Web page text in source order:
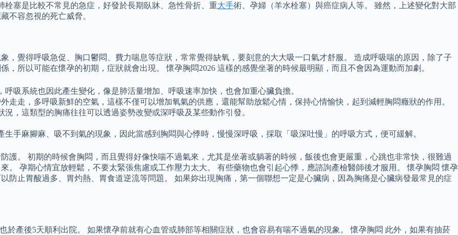
栓塞是比較不常見的急症，好發於長期臥牀、急性骨折、重大手術、孕婦（羊水栓塞）與癌症病人等。 雖然，上述變化對大部
不容忽視的死亡威脅。
，覺得呼吸急促、胸口鬱悶、費力喘息等症狀，常常覺得缺氧，要刻意的大大吸一口氣才舒服。 造成呼吸喘的原因，除了子
所以可能在懷孕的初期，症狀就會出現。 懷孕胸悶2026 這樣的感覺坐著的時候最明顯，而且不會因為運動而加劇。
吸系統也因此產生變化，像是肺活量增加、呼吸速率加快，也會加重心臟負擔。
走走，多呼吸新鮮的空氣，這樣不僅可以增加氧氣的供應，還能幫助放鬆心情，保持心情愉快，起到減輕胸悶癥狀的作用。
，這類型的胸痛往往可以透過姿勢改變或深呼吸及某些動作引發。
手麻腳麻、吸不到氣的現象，因此當感到胸悶與心悸時，慢慢深呼吸，採取「吸深吐慢」的呼吸方式，便可緩解。
護。 初期的時候會胸悶，而且覺得好像快喘不過氣來，尤其是坐著或躺著的時候，飯後也會更嚴重，心跳也非常快，很難過
。 孕期心情宜放輕鬆，不要太緊張焦慮或工作壓力太大。 有些藥物也會引起心悸，應諮詢產檢醫師後才服用。 懷孕胸悶 懷孕
防止胃酸過多、胃灼熱、胃食道逆流等問題。 如果妳出現胸痛，第一個聯想一定是心臟病，因為胸痛是心臟病發最常見的症
於產後5天順利出院。 如果懷孕前就有心血管或肺部等相關症狀，也會容易有喘不過氣的現象。 懷孕胸悶 此外，如果有抽菸